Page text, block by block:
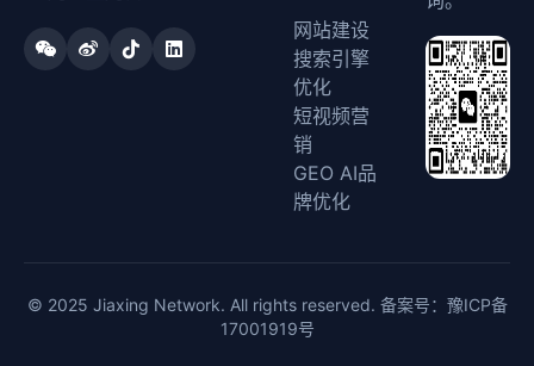
网站建设
搜索引擎
优化
短视频营
销
GEO AI品
牌优化
© 2025 Jiaxing Network. All rights reserved. 备案号： 豫ICP备
17001919号